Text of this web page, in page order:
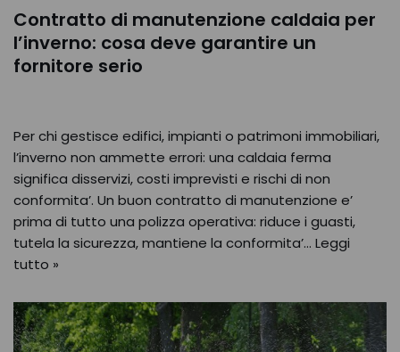
Contratto di manutenzione caldaia per
l’inverno: cosa deve garantire un
fornitore serio
Per chi gestisce edifici, impianti o patrimoni immobiliari,
l’inverno non ammette errori: una caldaia ferma
significa disservizi, costi imprevisti e rischi di non
conformita’. Un buon contratto di manutenzione e’
prima di tutto una polizza operativa: riduce i guasti,
tutela la sicurezza, mantiene la conformita’… Leggi
tutto »